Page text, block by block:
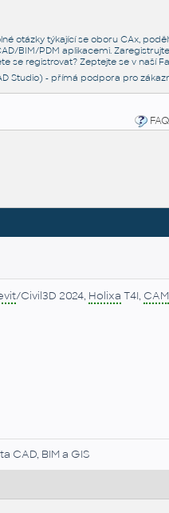
otázky týkající se oboru CAx,
BIM/PDM aplikacemi.
se registrovat? Zeptejte se v naší
Studio) - přímá podpora pro
FAQ
/Civil3D 2024, Holixa T4I, CAM
CAD, BIM a GIS